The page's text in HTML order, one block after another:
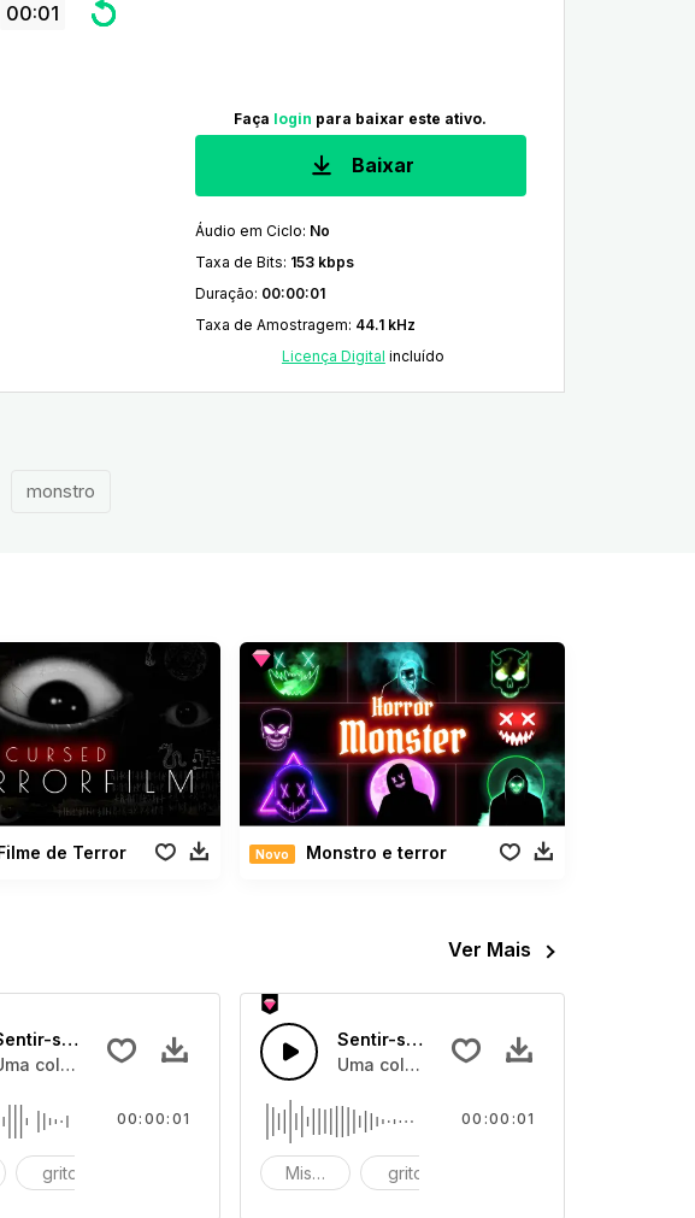
00:01
Faça login para baixar este ativo.
Baixar
Áudio em Ciclo: No
Taxa de Bits: 153 kbps
Duração: 00:00:01
Taxa de Amostragem: 44.1 kHz
Licença Digital incluído
monstro
de Terror Novo Monstro e terror
Ver Mais
e grunhidos, e rosnados de monstros
se Horrível 38
coleção de efeitos de sons de gemidos e grunhidos, e rosnados de monstros
grito
00:00:01
Sentir-se Horrível 37
Uma coleção de efeitos de sons de
Miserável grito
00:00:01